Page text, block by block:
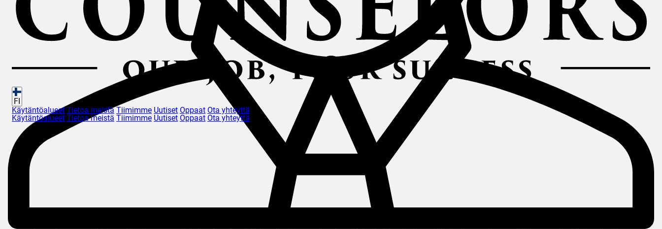
FI
Käytäntöalueet Tietoa meistä Tiimimme Uutiset Oppaat Ota yhteyttä
Käytäntöalueet Tietoa meistä Tiimimme Uutiset Oppaat Ota yhteyttä